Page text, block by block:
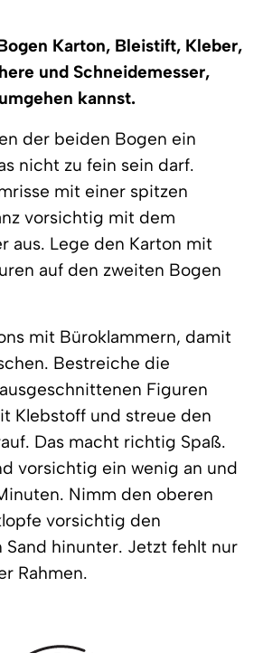
Karton, Bleistift, Kleber,
und Schneidemesser,
kannst.
der beiden Bogen ein
nicht zu fein sein darf.
mit einer spitzen
vorsichtig mit dem
aus. Lege den Karton mit
auf den zweiten Bogen
mit Büroklammern, damit
Bestreiche die
Figuren
Klebstoff und streue den
Das macht richtig Spaß.
vorsichtig ein wenig an und
Nimm den oberen
vorsichtig den
Sand hinunter. Jetzt fehlt nur
Rahmen.